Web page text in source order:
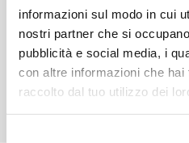
informazioni sul modo in cui
nostri partner che si
pubblicità e social media, i
con altre informazioni che hai
raccolto dal tuo utilizzo dei